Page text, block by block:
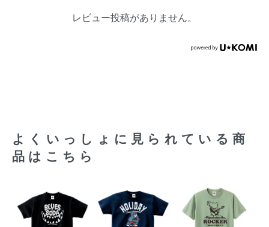
レビュー投稿がありません。
よくいっしょに見られている商
品はこちら